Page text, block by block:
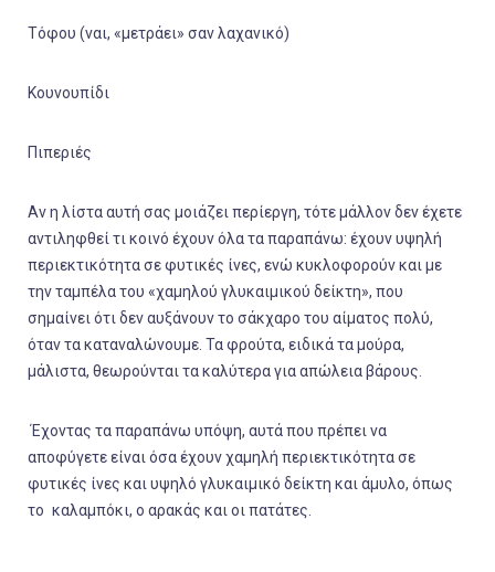
Τόφου (ναι, «μετράει» σαν λαχανικό)
Κουνουπίδι
Πιπεριές
Αν η λίστα αυτή σας μοιάζει περίεργη, τότε μάλλον δεν έχετε
αντιληφθεί τι κοινό έχουν όλα τα παραπάνω: έχουν υψηλή
περιεκτικότητα σε φυτικές ίνες, ενώ κυκλοφορούν και με
την ταμπέλα του «χαμηλού γλυκαιμικού δείκτη», που
σημαίνει ότι δεν αυξάνουν το σάκχαρο του αίματος πολύ,
όταν τα καταναλώνουμε. Τα φρούτα, ειδικά ταμούρα,
μάλιστα, θεωρούνται τα καλύτερα για απώλεια βάρους.
Έχοντας τα παραπάνω υπόψη, αυτά που πρέπει να
αποφύγετε είναι όσα έχουν χαμηλή περιεκτικότητα σε
φυτικές ίνες και υψηλό γλυκαιμικό δείκτη και άμυλο, όπως
το καλαμπόκι, ο αρακάς και οι πατάτες.